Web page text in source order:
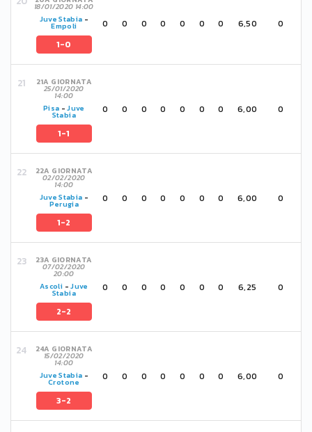
18/01/2020 14:00
Juve Stabia -
Empoli
1-0
0 0 0 0 0 0 0 6,50 0
21A GIORNATA
25/01/2020
14:00
Pisa -Juve
Stabia
1-1
0 0 0 0 0 0 0 6,00 0
22A GIORNATA
02/02/2020
14:00
Juve Stabia -
Perugia
1-2
0 0 0 0 0 0 0 6,00 0
23A GIORNATA
07/02/2020
20:00
Ascoli -Juve
Stabia
2-2
0 0 0 0 0 0 0 6,25 0
24A GIORNATA
15/02/2020
14:00
Juve Stabia -
Crotone
3-2
0 0 0 0 0 0 0 6,00 0